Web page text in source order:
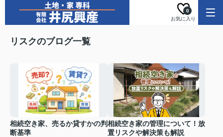
お気に入り
0
リスクのブログ一覧
相続空き家、売るか貸すかの判
断基準
相続空き家の管理について！放
置リスクや解決策も解説